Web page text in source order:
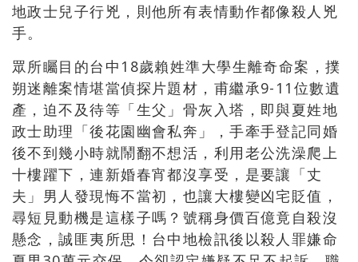
地政士兒子行兇，則他所有表情動作都像殺人兇
手。
眾所矚目的台中18歲賴姓準大學生離奇命案，撲
朔迷離案情堪當偵探片題材，甫繼承9-11位數遺
產，迫不及待等「生父」骨灰入塔，即與夏姓地
政士助理「後花園幽會私奔」，手牽手登記同婚
後不到幾小時就鬧翻不想活，利用老公洗澡爬上
十樓躍下，連新婚春宵都沒享受，是要讓「丈
夫」男人發現悔不當初，也讓大樓變凶宅貶值，
尋短見動機是這樣子嗎？號稱身價百億竟自殺沒
懸念，誠匪夷所思！台中地檢訊後以殺人罪嫌命